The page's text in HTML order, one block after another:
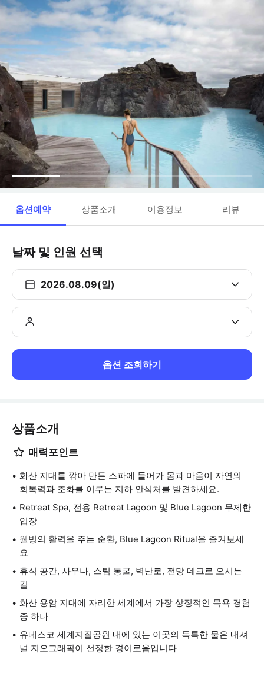
옵션예약 상품소개 이용정보 리뷰
날짜 및 인원 선택
2026.08.09(일)
옵션 조회하기
상품소개
매력포인트
화산 지대를 깎아 만든 스파에 들어가 몸과 마음이 자연의
회복력과 조화를 이루는 지하 안식처를 발견하세요.
Retreat Spa, 전용 Retreat Lagoon 및 Blue Lagoon 무제한
입장
웰빙의 활력을 주는 순환, Blue Lagoon Ritual을 즐겨보세
요
휴식 공간, 사우나, 스팀 동굴, 벽난로, 전망 데크로 오시는
길
화산 용암 지대에 자리한 세계에서 가장 상징적인 목욕 경험
중 하나
유네스코 세계지질공원 내에 있는 이곳의 독특한 물은 내셔
널 지오그래픽이 선정한 경이로움입니다